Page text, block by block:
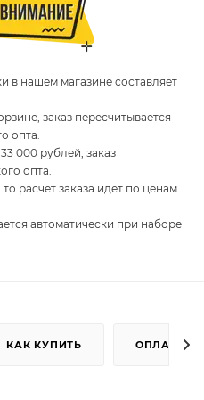
в нашем магазине составляет
заказ пересчитывается
опта.
000 рублей, заказ
опта.
расчет заказа идет по ценам
автоматически при наборе
КАК КУПИТЬ ОПЛАТА